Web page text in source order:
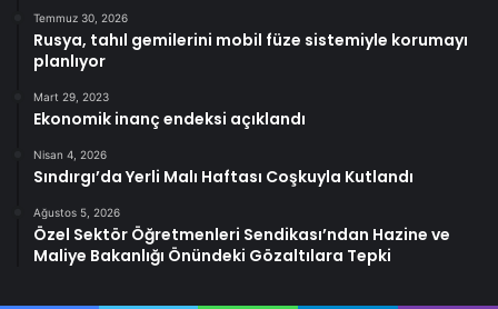
Temmuz 30, 2026
Rusya, tahıl gemilerini mobil füze sistemiyle korumayı
planlıyor
Mart 29, 2023
Ekonomik inanç endeksi açıklandı
Nisan 4, 2026
Sındırgı’da Yerli Malı Haftası Coşkuyla Kutlandı
Ağustos 5, 2026
Özel Sektör Öğretmenleri Sendikası’ndan Hazine ve
Maliye Bakanlığı Önündeki Gözaltılara Tepki